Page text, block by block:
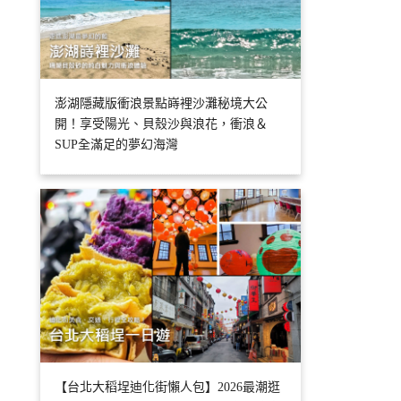
澎湖隱藏版衝浪景點嵵裡沙灘秘境大公
開！享受陽光、貝殼沙與浪花，衝浪＆
SUP全滿足的夢幻海灣
【台北大稻埕迪化街懶人包】2026最潮逛